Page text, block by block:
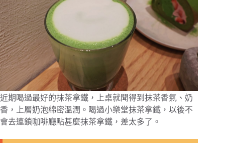
近期喝過最好的抹茶拿鐵，上桌就聞得到抹茶香氣、奶
香，上層奶泡綿密溫潤。喝過小樂堂抹茶拿鐵，以後不
會去連鎖咖啡廳點甚麼抹茶拿鐵，差太多了。